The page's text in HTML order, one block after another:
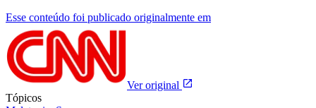
Esse conteúdo foi publicado originalmente em
Ver original
Tópicos